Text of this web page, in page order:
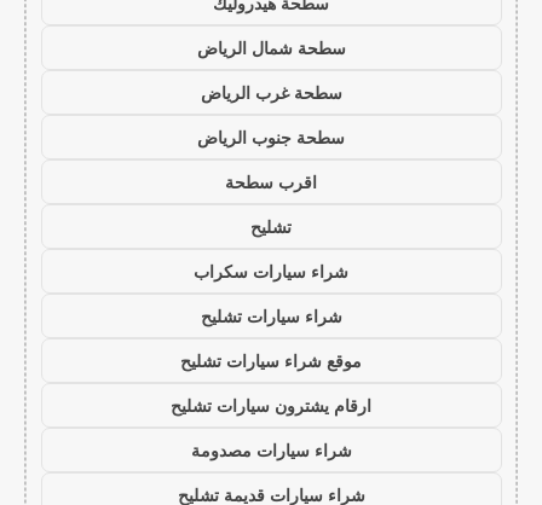
سطحة شمال الرياض
سطحة غرب الرياض
سطحة جنوب الرياض
اقرب سطحة
تشليح
شراء سيارات سكراب
شراء سيارات تشليح
موقع شراء سيارات تشليح
ارقام يشترون سيارات تشليح
شراء سيارات مصدومة
شراء سيارات قديمة تشليح